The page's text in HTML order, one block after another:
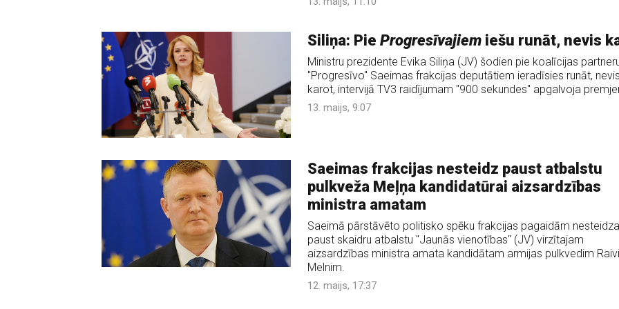
Siliņa: Pie Progresīvajiemiešu runāt, nevis
Ministru prezidente Evika Siliņa (JV) šodien pie koalīcijas
"Progresīvo" Saeimas frakcijas deputātiem ieradīsies runāt, nevis
karot, intervijā TV3 raidījumam "900 sekundes" apgalvoja
13. maijs, 9:07
Saeimas frakcijas nesteidz paust atbalstu
pulkveža Meļņa kandidatūrai aizsardzības
ministra amatam
Saeimā pārstāvēto politisko spēku frakcijas pagaidām
paust skaidru atbalstu "Jaunās vienotības" (JV) virzītajam
aizsardzības ministra amata kandidātam armijas pulkvedim
Melnim.
12. maijs, 17:37